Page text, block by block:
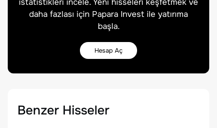
istatistikleri incele. Yeni hisseleri keşfetmek ve
daha fazlası için Papara Invest ile yatırıma
başla.
Hesap Aç
Benzer Hisseler